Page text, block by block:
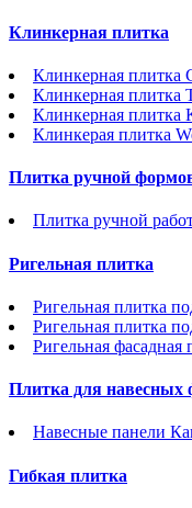
Клинкерная плитка
Клинкерная плитка
Клинкерная плитка
Клинкерная плитка
Клинкерая плитка
Плитка ручной
Плитка ручной
Ригельная плитка
Ригельная плитка
Ригельная плитка
Ригельная фасадная
Плитка для навесных
Навесные панели
Гибкая плитка